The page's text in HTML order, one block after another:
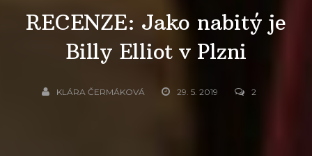
RECENZE: Jako nabitý je
Billy Elliot v Plzni
KLÁRA ČERMÁKOVÁ 29. 5. 2019 2